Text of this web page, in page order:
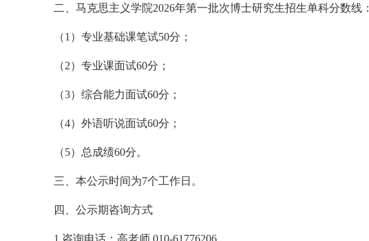
二、马克思主义学院2026年第一批次博士研究生招生单科分数线：
（1）专业基础课笔试50分；
（2）专业课面试60分；
（3）综合能力面试60分；
（4）外语听说面试60分；
（5）总成绩60分。
三、本公示时间为7个工作日。
四、公示期咨询方式
1.咨询电话：高老师 010-61776206